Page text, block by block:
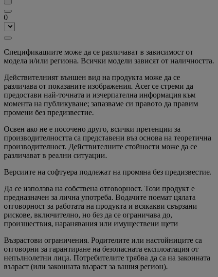
0
Спецификациите може да се различават в зависимост от
модела и/или региона. Всички модели зависят от наличността.
Действителният външен вид на продукта може да се
различава от показаните изображения. Acer се стреми да
предостави най-точната и изчерпателна информация към
момента на публикуване; запазваме си правото да правим
промени без предизвестие.
Освен ако не е посочено друго, всички претенции за
производителността са представени въз основа на теоретична
производителност. Действителните стойности може да се
различават в реални ситуации.
Версиите на софтуера подлежат на промяна без предизвестие.
Да се използва на собствена отговорност. Този продукт е
предназначен за лична употреба. Водачите поемат цялата
отговорност за работата на продукта и всякакви свързани
рискове, включително, но без да се ограничава до,
произшествия, наранявания или имуществени щети
Възрастови ограничения. Родителите или настойниците са
отговорни за гарантиране на безопасната експлоатация от
непълнолетни лица. Потребителите трябва да са на законната
възраст (или законната възраст за вашия регион).